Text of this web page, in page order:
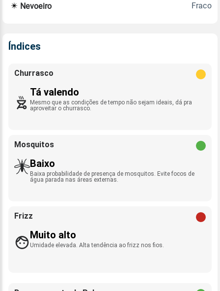
Nevoeiro Fraco
Índices
Churrasco
Tá valendo
Mesmo que as condições de tempo não sejam ideais, dá pra
aproveitar o churrasco.
Mosquitos
Baixo
Baixa probabilidade de presença de mosquitos. Evite focos de
água parada nas áreas externas.
Frizz
Muito alto
Umidade elevada. Alta tendência ao frizz nos fios.